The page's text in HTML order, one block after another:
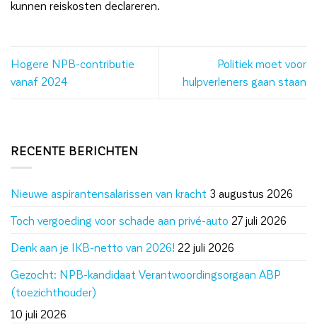
kunnen reiskosten declareren.
Hogere NPB-contributie
vanaf 2024
Politiek moet voor
hulpverleners gaan staan
RECENTE BERICHTEN
Nieuwe aspirantensalarissen van kracht 3 augustus 2026
Toch vergoeding voor schade aan privé-auto 27 juli 2026
Denk aan je IKB-netto van 2026! 22 juli 2026
Gezocht: NPB-kandidaat Verantwoordingsorgaan ABP
(toezichthouder)
10 juli 2026